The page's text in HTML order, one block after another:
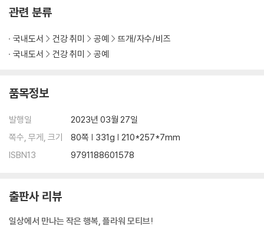
관련 분류
국내도서 건강 취미 공예
뜨개/자수/비즈
국내도서
건강 취미 공예
품목정보
발행일
2023년 03월 27일
쪽수, 무게, 크기
80쪽 | 331g | 210*257*7mm
ISBN13
9791188601578
출판사 리뷰
일상에서 만나는 작은 행복, 플라워 모티브!